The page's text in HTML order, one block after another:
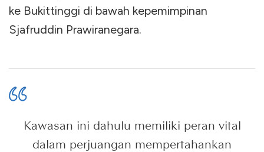
ke Bukittinggi di bawah kepemimpinan
Sjafruddin Prawiranegara.
Kawasan ini dahulu memiliki peran vital
dalam perjuangan mempertahankan